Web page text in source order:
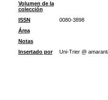
Volumen de la
colección
ISSN
0080-3898
Área
Notas
Insertado por
Uni-Trier @